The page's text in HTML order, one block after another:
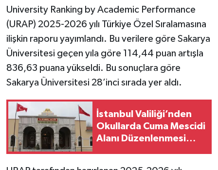
University Ranking by AcademicPerformance
(URAP) 2025-2026 yılı Türkiye Özel Sıralamasına
ilişkin raporu yayımlandı. Bu verilere göre Sakarya
Üniversitesi geçen yıla göre 114,44 puan artışla
836,63 puana yükseldi. Bu sonuçlara göre
Sakarya Üniversitesi 28’inci sırada yer aldı.
İstanbul Valiliği’nden
Okullarda Cuma Mescidi
Alanı Düzenlenmesi